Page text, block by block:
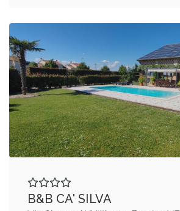
B&B CA' SILVA